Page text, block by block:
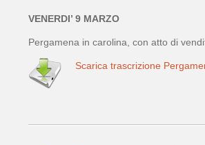
VENERDI’ 9 MARZO
Pergamena in carolina, con atto di
Scarica trascrizione